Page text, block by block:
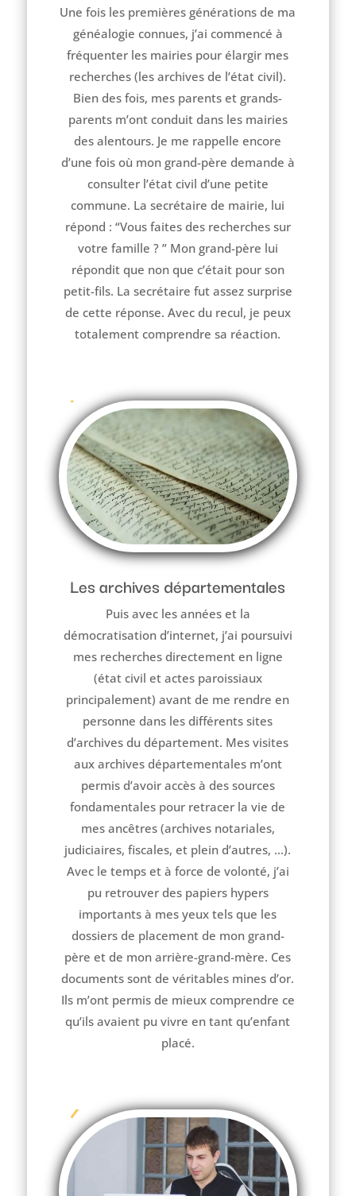
Une fois les premières générations de ma
généalogie connues, j’ai commencé à
fréquenter les mairies pour élargir mes
recherches (les archives de l’état civil).
Bien des fois, mes parents et grands-
parents m’ont conduit dans les mairies
des alentours. Je me rappelle encore
d’une fois où mon grand-père demande à
consulter l’état civil d’une petite
commune. La secrétaire de mairie, lui
répond : “Vous faites des recherches sur
votre famille ? ” Mon grand-père lui
répondit que non que c’était pour son
petit-fils. La secrétaire fut assez surprise
de cette réponse. Avec du recul, je peux
totalement comprendre sa réaction.
Les archives départementales
Puis avec les années et la
démocratisation d’internet, j’ai poursuivi
mes recherches directement en ligne
(état civil et actes paroissiaux
principalement) avant de me rendre en
personne dans les différents sites
d’archives du département. Mes visites
aux archives départementales m’ont
permis d’avoir accès à des sources
fondamentales pour retracer la vie de
mes ancêtres (archives notariales,
judiciaires, fiscales, et plein d’autres, …).
Avec le temps et à force de volonté, j’ai
pu retrouver des papiers hypers
importants à mes yeux tels que les
dossiers de placement de mon grand-
père et de mon arrière-grand-mère. Ces
documents sont de véritables mines d’or.
Ils m’ont permis de mieux comprendre ce
qu’ils avaient pu vivre en tant qu’enfant
placé.